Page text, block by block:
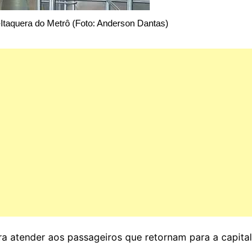
do Metrô (Foto: Anderson Dantas)
atender aos passageiros que retornam para a capital